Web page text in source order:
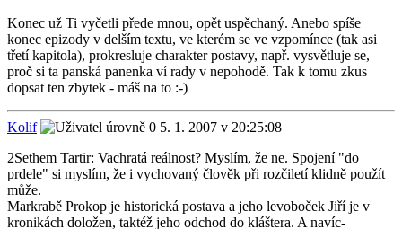
Konec už Ti vyčetli přede mnou, opět uspěchaný. Anebo spíše
konec epizody v delším textu, ve kterém se ve vzpomínce (tak asi
třetí kapitola), prokresluje charakter postavy, např. vysvětluje se,
proč si ta panská panenka ví rady v nepohodě. Tak k tomu zkus
dopsat ten zbytek - máš na to :-)
Kolif
5. 1. 2007 v 20:25:08
2Sethem Tartir: Vachratá reálnost? Myslím, že ne. Spojení "do
prdele" si myslím, že i vychovaný člověk při rozčiletí klidně použít
může.
Markrabě Prokop je historická postava a jeho levoboček Jiří je v
kronikách doložen, taktéž jeho odchod do kláštera. A navíc-